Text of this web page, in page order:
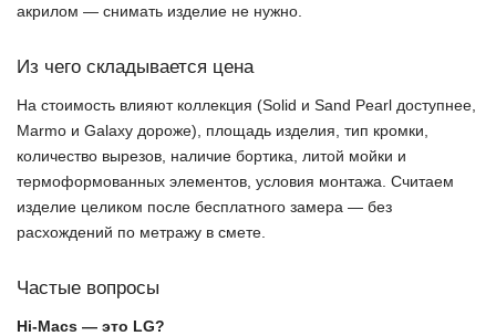
акрилом — снимать изделие не нужно.
Из чего складывается цена
На стоимость влияют коллекция (Solid и Sand Pearl доступнее,
Marmo и Galaxy дороже), площадь изделия, тип кромки,
количество вырезов, наличие бортика, литой мойки и
термоформованных элементов, условия монтажа. Считаем
изделие целиком после бесплатного замера — без
расхождений по метражу в смете.
Частые вопросы
Hi-Macs — это LG?